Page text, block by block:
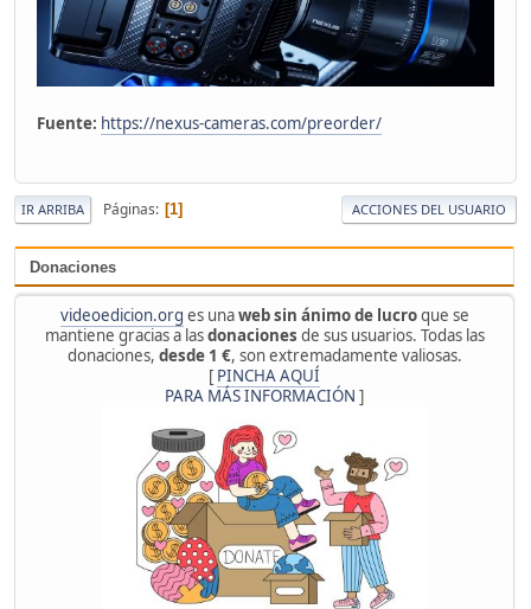
Donaciones
videoedicion.org es unaweb sin ánimo de lucroque se
mantiene gracias a lasdonaciones de sus usuarios. Todas las
donaciones, desde 1 €, son extremadamente valiosas.
[ PINCHA AQUÍ
PARA MÁS INFORMACIÓN ]
Fuente: https://nexus-cameras.com/preorder/
IR ARRIBA Páginas 1 ACCIONES DEL USUARIO